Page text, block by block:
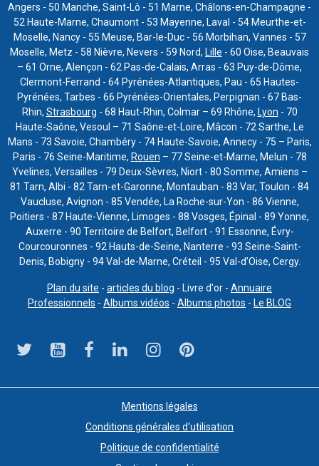
Angers - 50 Manche, Saint-Lô - 51 Marne, Châlons-en-Champagne -
52 Haute-Marne, Chaumont - 53 Mayenne, Laval - 54 Meurthe-et-
Moselle, Nancy - 55 Meuse, Bar-le-Duc - 56 Morbihan, Vannes - 57
Moselle, Metz - 58 Nièvre, Nevers - 59 Nord, Lille - 60 Oise, Beauvais
– 61 Orne, Alençon - 62 Pas-de-Calais, Arras - 63 Puy-de-Dôme,
Clermont-Ferrand - 64 Pyrénées-Atlantiques, Pau - 65 Hautes-
Pyrénées, Tarbes - 66 Pyrénées-Orientales, Perpignan - 67 Bas-
Rhin, Strasbourg - 68 Haut-Rhin, Colmar – 69 Rhône, Lyon - 70
Haute-Saône, Vesoul – 71 Saône-et-Loire, Mâcon - 72 Sarthe, Le
Mans - 73 Savoie, Chambéry - 74 Haute-Savoie, Annecy - 75 – Paris,
Paris - 76 Seine-Maritime, Rouen – 77 Seine-et-Marne, Melun - 78
Yvelines, Versailles - 79 Deux-Sèvres, Niort - 80 Somme, Amiens –
81 Tarn, Albi - 82 Tarn-et-Garonne, Montauban - 83 Var, Toulon - 84
Vaucluse, Avignon - 85 Vendée, La Roche-sur-Yon - 86 Vienne,
Poitiers - 87 Haute-Vienne, Limoges - 88 Vosges, Épinal - 89 Yonne,
Auxerre - 90 Territoire de Belfort, Belfort - 91 Essonne, Évry-
Courcouronnes - 92 Hauts-de-Seine, Nanterre - 93 Seine-Saint-
Denis, Bobigny - 94 Val-de-Marne, Créteil - 95 Val-d’Oise, Cergy.
Plan du site - articles du blog - Livre d'or - Annuaire
Professionnels - Albums vidéos - Albums photos - Le BLOG
Mentions légales
Conditions générales d'utilisation
Politique de confidentialité